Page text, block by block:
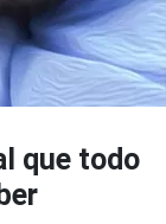
que todo